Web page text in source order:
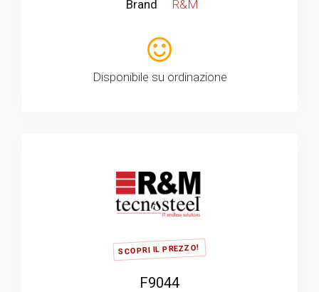
Brand
R&M
Disponibile su ordinazione
SCOPRI IL PREZZO!
F9044